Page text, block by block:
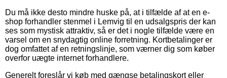
Du må ikke desto mindre huske på, at i tilfælde af at en e-
shop forhandler stenmel i Lemvig til en udsalgspris der kan
ses som mystisk attraktiv, så er det i nogle tilfælde være en
varsel om en snydagtig online forretning. Kortbetalinger er
dog omfattet af en retningslinje, som værner dig som køber
overfor uægte internet forhandlere.
Generelt foreslår vi køb med gængse betalingskort eller